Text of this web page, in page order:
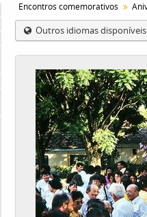
Encontros comemorativos
Outros idiomas disponíveis